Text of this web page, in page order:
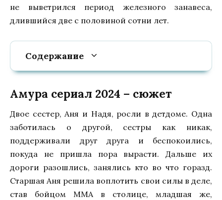
не выветрился период железного занавеса,
длившийся две с половиной сотни лет.
Содержание
Амура сериал 2024 – сюжет
Двое сестер, Аня и Надя, росли в детдоме. Одна
заботилась о другой, сестры как никак,
поддерживали друг друга и беспокоились,
покуда не пришла пора вырасти. Дальше их
дороги разошлись, занялись кто во что горазд.
Старшая Аня решила воплотить свои силы в деле,
став бойцом ММА в столице, младшая же,